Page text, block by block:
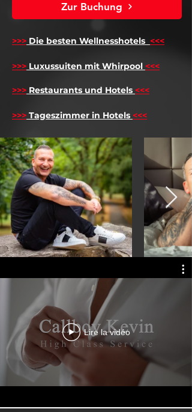
Zur Buchung
>>> Die besten Wellnesshotels <<<
>>> Luxussuiten mit Whirpool <<<
>>> Restaurants und Hotels <<<
>>> Tageszimmer in Hotels <<<
Lire la vidéo